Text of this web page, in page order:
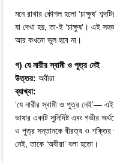
মনে রাখার কৌশল হলো ‘চাক্ষুষ’
যা দেখা হয়, তা-ই ‘চাক্ষুষ’। এই
আর কখনো ভুল হবে না।
গ) যে নারীর স্বামী ও পুত্র নেই
উত্তর: অবীরা
ব্যাখ্যা:
‘যে নারীর স্বামী ও পুত্র নেই’—
ভাষার একটি সুনির্দিষ্ট এবং গভীর
ও পুত্র সন্তানকে বীরত্ব ও শক্তির
নেই, তাকে ‘অবীরা’ বলা হতো।